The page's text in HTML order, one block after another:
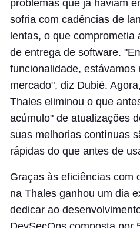
problemas que já haviam
sofria com cadências de
lentas, o que comprometia
de entrega de software.
funcionalidade, estávamos
mercado", diz Dubié.
Thales eliminou o que
acúmulo" de atualizações
suas melhorias contínuas
rápidas do que antes de
Graças às eficiências com
na Thales ganhou um dia
dedicar ao